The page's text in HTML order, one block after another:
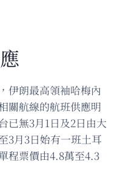
伊朗最高領袖哈梅內
關航線的航班供應明
已無3月1日及2日由大
3月3日始有一班土耳
程票價由4.8萬至4.3